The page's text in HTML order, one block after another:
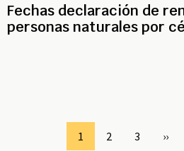
Fechas declaración de
personas naturales por
Page
1 Page
2 Page
3 ››